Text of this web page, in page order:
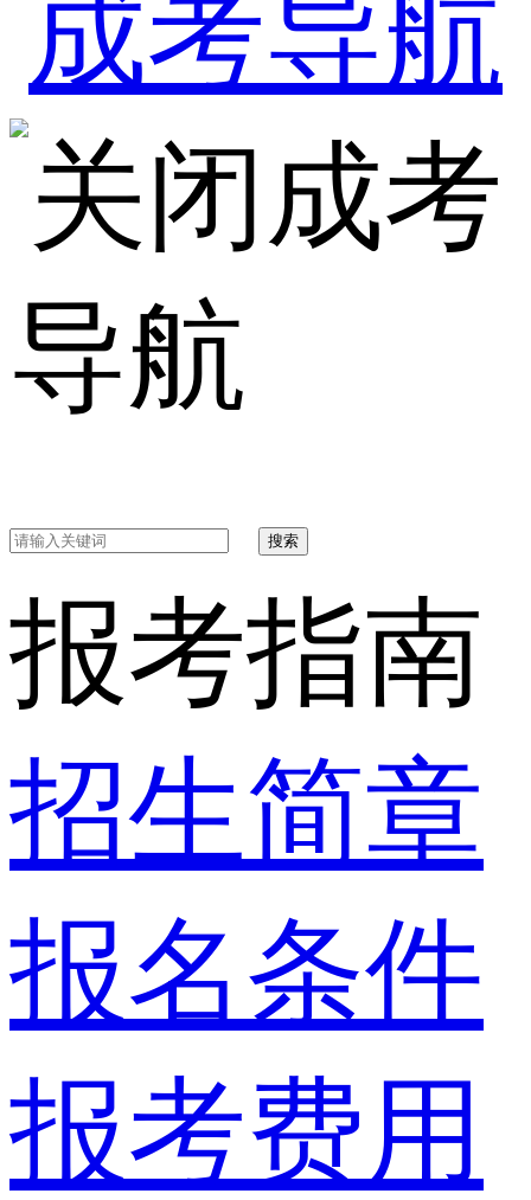
成考
导航
搜索
报考指南
招生简章
报名条件
报考费用